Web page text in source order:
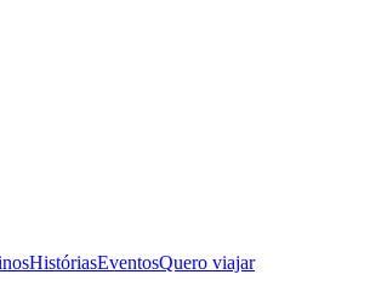
HistóriasEventosQuero viajar